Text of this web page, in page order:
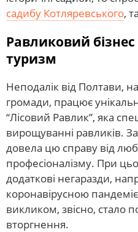
садибу Котляревського,
Равликовий
туризм
Неподалік від Полтави,
громади, працює
“Лісовий Равлик”, яка
вирощуванні равликів.
довела цю справу від
професіоналізму. При
додаткові негаразди,
коронавірусною
викликом, звісно, стало
вторгнення.